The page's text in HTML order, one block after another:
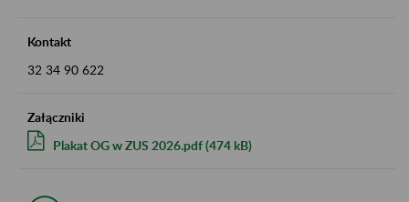
Kontakt
32 34 90 622
Załączniki
Plakat OG w ZUS 2026.pdf (474 kB)